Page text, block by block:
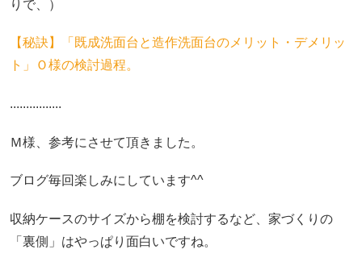
りで、）
【秘訣】「既成洗面台と造作洗面台のメリット・デメリッ
ト」Ｏ様の検討過程。
................
Ｍ様、参考にさせて頂きました。
ブログ毎回楽しみにしています^^
収納ケースのサイズから棚を検討するなど、家づくりの
「裏側」はやっぱり面白いですね。